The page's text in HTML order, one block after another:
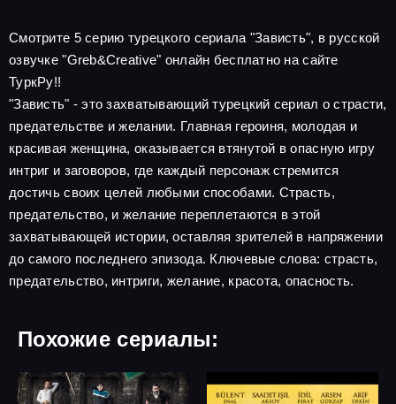
Смотрите 5 серию турецкого сериала "Зависть", в русской
озвучке "Greb&Creative" онлайн бесплатно на сайте
ТуркРу!!
"Зависть" - это захватывающий турецкий сериал о страсти,
предательстве и желании. Главная героиня, молодая и
красивая женщина, оказывается втянутой в опасную игру
интриг и заговоров, где каждый персонаж стремится
достичь своих целей любыми способами. Страсть,
предательство, и желание переплетаются в этой
захватывающей истории, оставляя зрителей в напряжении
до самого последнего эпизода. Ключевые слова: страсть,
предательство, интриги, желание, красота, опасность.
Похожие сериалы: